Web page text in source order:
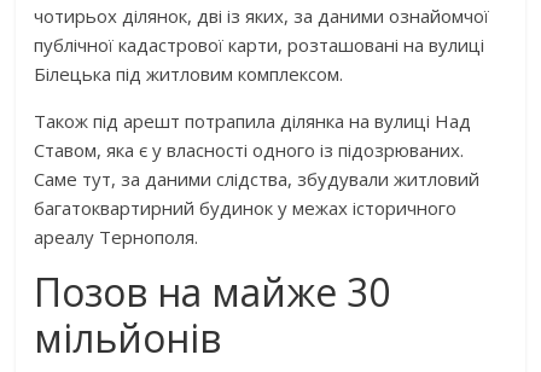
чотирьох ділянок, дві із яких, за даними ознайомчої
публічної кадастрової карти, розташовані на вулиці
Білецька під житловим комплексом.
Також під арешт потрапила ділянка на вулиці Над
Ставом, яка є у власності одного із підозрюваних.
Саме тут, за даними слідства, збудували житловий
багатоквартирний будинок у межах історичного
ареалу Тернополя.
Позов на майже 30
мільйонів